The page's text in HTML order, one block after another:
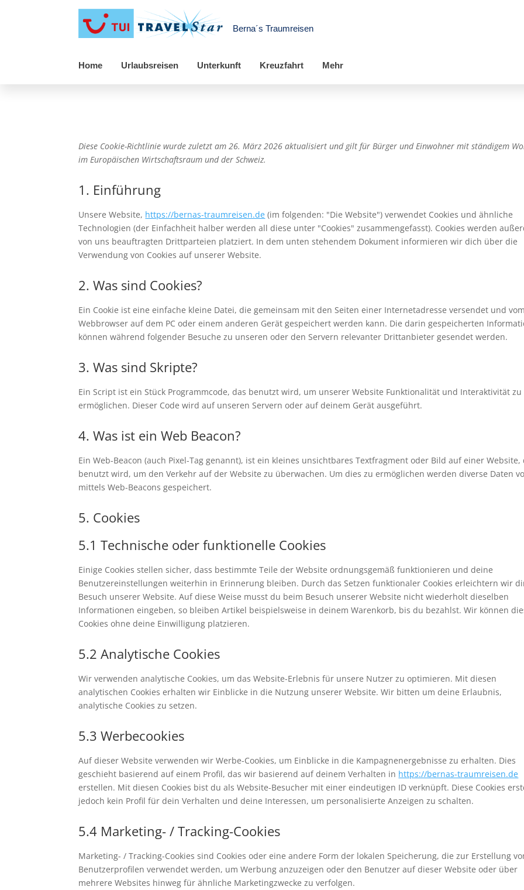
Berna´s Traumreisen
Home Urlaubsreisen Unterkunft Kreuzfahrt Mehr
Diese Cookie-Richtlinie wurde zuletzt am 26. März 2026 aktualisiert und gilt für Bürger und Einwohner mit ständigem
im Europäischen Wirtschaftsraum und der Schweiz.
1. Einführung
Unsere Website, https://bernas-traumreisen.de (im folgenden: "Die Website") verwendet Cookies und ähnliche
Technologien (der Einfachheit halber werden all diese unter "Cookies" zusammengefasst). Cookies werden
von uns beauftragten Drittparteien platziert. In dem unten stehendem Dokument informieren wir dich über die
Verwendung von Cookies auf unserer Website.
2. Was sind Cookies?
Ein Cookie ist eine einfache kleine Datei, die gemeinsam mit den Seiten einer Internetadresse versendet und vom
Webbrowser auf dem PC oder einem anderen Gerät gespeichert werden kann. Die darin gespeicherten
können während folgender Besuche zu unseren oder den Servern relevanter Drittanbieter gesendet werden.
3. Was sind Skripte?
Ein Script ist ein Stück Programmcode, das benutzt wird, um unserer Website Funktionalität und Interaktivität zu
ermöglichen. Dieser Code wird auf unseren Servern oder auf deinem Gerät ausgeführt.
4. Was ist ein Web Beacon?
Ein Web-Beacon (auch Pixel-Tag genannt), ist ein kleines unsichtbares Textfragment oder Bild auf einer Website,
benutzt wird, um den Verkehr auf der Website zu überwachen. Um dies zu ermöglichen werden diverse Daten
mittels Web-Beacons gespeichert.
5. Cookies
5.1 Technische oder funktionelle Cookies
Einige Cookies stellen sicher, dass bestimmte Teile der Website ordnungsgemäß funktionieren und deine
Benutzereinstellungen weiterhin in Erinnerung bleiben. Durch das Setzen funktionaler Cookies erleichtern wir
Besuch unserer Website. Auf diese Weise musst du beim Besuch unserer Website nicht wiederholt dieselben
Informationen eingeben, so bleiben Artikel beispielsweise in deinem Warenkorb, bis du bezahlst. Wir können
Cookies ohne deine Einwilligung platzieren.
5.2 Analytische Cookies
Wir verwenden analytische Cookies, um das Website-Erlebnis für unsere Nutzer zu optimieren. Mit diesen
analytischen Cookies erhalten wir Einblicke in die Nutzung unserer Website. Wir bitten um deine Erlaubnis,
analytische Cookies zu setzen.
5.3 Werbecookies
Auf dieser Website verwenden wir Werbe-Cookies, um Einblicke in die Kampagnenergebnisse zu erhalten. Dies
geschieht basierend auf einem Profil, das wir basierend auf deinem Verhalten in https://bernas-traumreisen.de
erstellen. Mit diesen Cookies bist du als Website-Besucher mit einer eindeutigen ID verknüpft. Diese Cookies
jedoch kein Profil für dein Verhalten und deine Interessen, um personalisierte Anzeigen zu schalten.
5.4 Marketing- / Tracking-Cookies
Marketing- / Tracking-Cookies sind Cookies oder eine andere Form der lokalen Speicherung, die zur Erstellung
Benutzerprofilen verwendet werden, um Werbung anzuzeigen oder den Benutzer auf dieser Website oder über
mehrere Websites hinweg für ähnliche Marketingzwecke zu verfolgen.